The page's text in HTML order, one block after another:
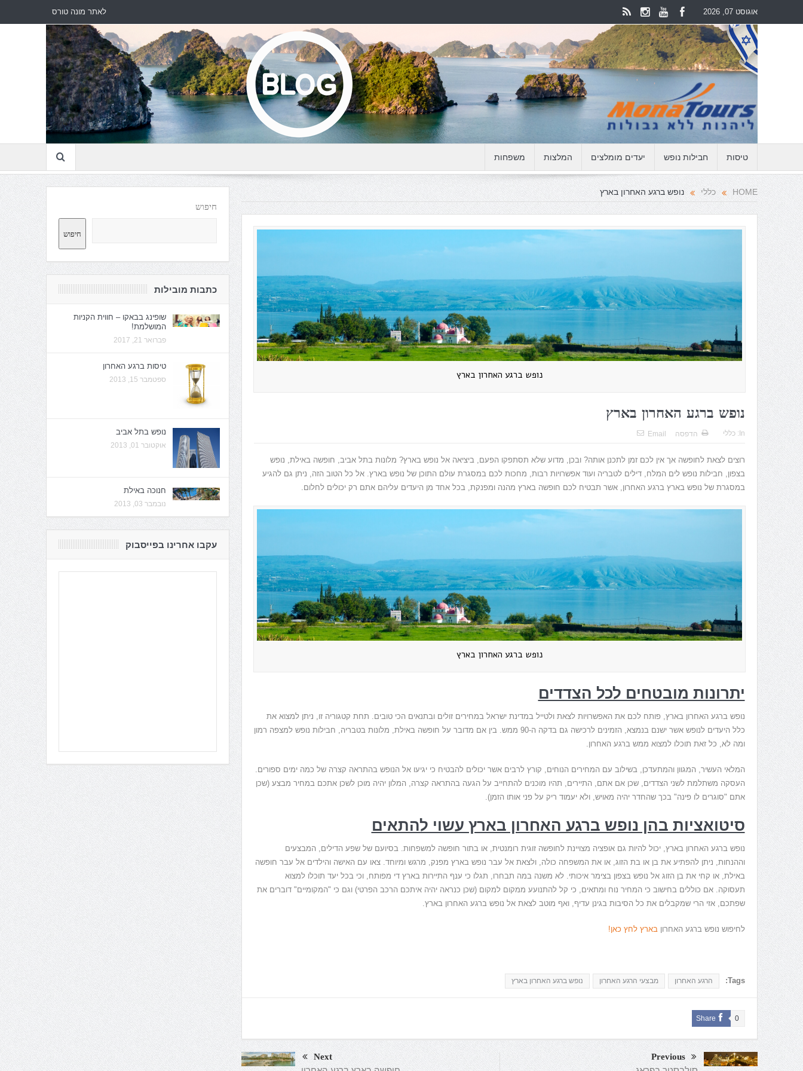
אוגוסט 07, 2026 לאתר מונה טורס
טיסות חבילות נופש יעדים מומלצים המלצות משפחות
HOME כללי נופש ברגע האחרון בארץ
נופש ברגע האחרון בארץ
נופש ברגע האחרון בארץ
In: כללי הדפסה Email
רוצים לצאת לחופשה אך אין לכם זמן לתכנן אותה? ובכן, מדוע שלא תסתפקו הפעם, ביציאה אל נופש בארץ? מלונות בתל אביב, חופשה באילת, נופש
בצפון, חבילות נופש לים המלח, דילים לטבריה ועוד אפשרויות רבות, מחכות לכם במסגרת עולם התוכן של נופש בארץ. אל כל הטוב הזה, ניתן גם להגיע
במסגרת של נופש בארץ ברגע האחרון, אשר תבטיח לכם חופשה בארץ מהנה ומפנקת, בכל אחד מן היעדים עליהם אתם רק יכולים לחלום.
נופש ברגע האחרון בארץ
יתרונות מובטחים לכל הצדדים
נופש ברגע האחרון בארץ, פותח לכם את האפשרויות לצאת ולטייל במדינת ישראל במחירים זולים ובתנאים הכי טובים. תחת קטגוריה זו, ניתן למצוא את
כלל היעדים לנופש אשר ישנם בנמצא, הזמינים לרכישה גם בדקה ה-90 ממש. בין אם מדובר על חופשה באילת, מלונות בטבריה, חבילות נופש למצפה רמון
ומה לא, כל זאת תוכלו למצוא ממש ברגע האחרון.
המלאי העשיר, המגוון והמתעדכן, בשילוב עם המחירים הנוחים, קורץ לרבים אשר יכולים להבטיח כי יגיעו אל הנופש בהתראה קצרה של כמה ימים ספורים.
העסקה משתלמת לשני הצדדים, שכן אם אתם, התיירים, תהיו מוכנים להתחייב על הגעה בהתראה קצרה, המלון יהיה מוכן לשכן אתכם במחיר מבצע (שכן
אתם "סוגרים לו פינה" בכך שהחדר יהיה מאויש, ולא יעמוד ריק על פני אותו הזמן).
סיטואציות בהן נופש ברגע האחרון בארץ עשוי להתאים
נופש ברגע האחרון בארץ, יכול להיות גם אופציה מצויינת לחופשה זוגית רומנטית, או בתור חופשה למשפחות. בסיועם של שפע הדילים, המבצעים
וההנחות, ניתן להפתיע את בן או בת הזוג, או את המשפחה כולה, ולצאת אל עבר נופש בארץ מפנק, מרגש ומיוחד. צאו עם האישה והילדים אל עבר חופשה
באילת, או קחי את בן הזוג אל נופש בצפון בצימר איכותי. לא משנה במה תבחרו, תגלו כי ענף התיירות בארץ די מפותח, וכי בכל יעד תוכלו למצוא
תעסוקה. אם כוללים בחישוב כי המחיר נוח ומתאים, כי קל להתנועע ממקום למקום (שכן כנראה יהיה איתכם הרכב הפרטי) וגם כי "המקומיים" דוברים את
שפתכם, אזי הרי שמקבלים את כל הסיבות בגינן עדיף, ואף מוטב לצאת אל נופש ברגע האחרון בארץ.
לחיפוש נופש ברגע האחרון בארץ לחץ כאן!
Tags: הרגע האחרון מבצעי הרגע האחרון נופש ברגע האחרון בארץ
Share 0
Previous
Next
חיפוש
חיפוש
כתבות מובילות
שופינג בבאקו – חווית הקניות
המושלמת!
פברואר 21, 2017
טיסות ברגע האחרון
ספטמבר 15, 2013
נופש בתל אביב
אוקטובר 01, 2013
חנוכה באילת
נובמבר 03, 2013
עקבו אחרינו בפייסבוק